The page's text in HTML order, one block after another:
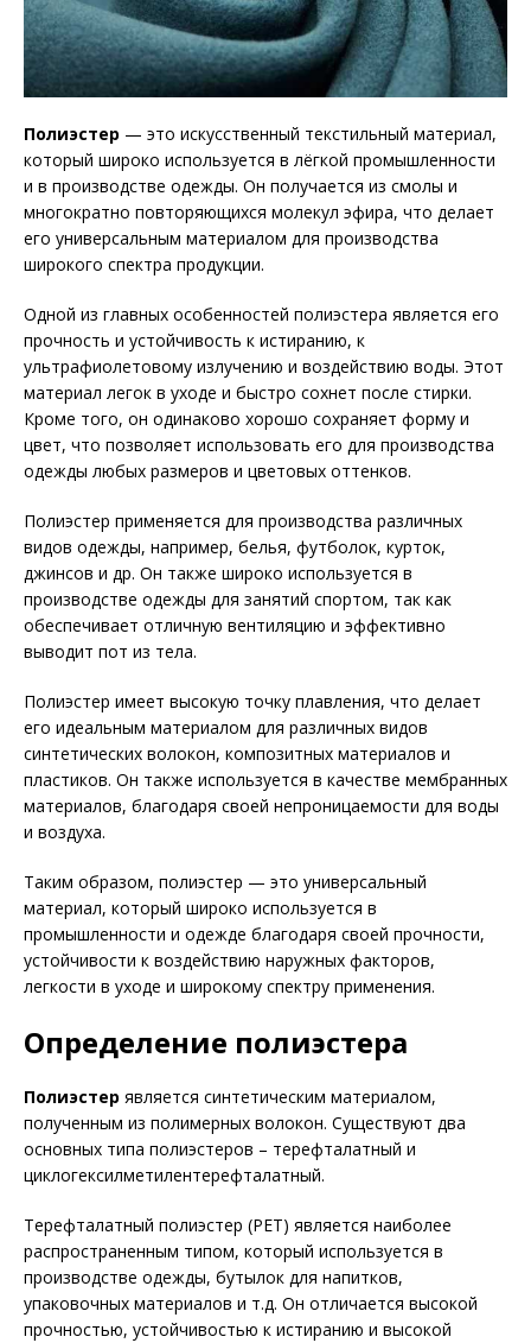
Полиэстер — это искусственный текстильный материал,
который широко используется в лёгкой промышленности
и в производстве одежды. Он получается из смолы и
многократно повторяющихся молекул эфира, что делает
его универсальным материалом для производства
широкого спектра продукции.
Одной из главных особенностей полиэстера является его
прочность и устойчивость к истиранию, к
ультрафиолетовому излучению и воздействию воды. Этот
материал легок в уходе и быстро сохнет после стирки.
Кроме того, он одинаково хорошо сохраняет форму и
цвет, что позволяет использовать его для производства
одежды любых размеров и цветовых оттенков.
Полиэстер применяется для производства различных
видов одежды, например, белья, футболок, курток,
джинсов и др. Он также широко используется в
производстве одежды для занятий спортом, так как
обеспечивает отличную вентиляцию и эффективно
выводит пот из тела.
Полиэстер имеет высокую точку плавления, что делает
его идеальным материалом для различных видов
синтетических волокон, композитных материалов и
пластиков. Он также используется в качестве мембранных
материалов, благодаря своей непроницаемости для воды
и воздуха.
Таким образом, полиэстер — это универсальный
материал, который широко используется в
промышленности и одежде благодаря своей прочности,
устойчивости к воздействию наружных факторов,
легкости в уходе и широкому спектру применения.
Определение полиэстера
Полиэстер является синтетическим материалом,
полученным из полимерных волокон. Существуют два
основных типа полиэстеров – терефталатный и
циклогексилметилентерефталатный.
Терефталатный полиэстер (PET) является наиболее
распространенным типом, который используется в
производстве одежды, бутылок для напитков,
упаковочных материалов и т.д. Он отличается высокой
прочностью, устойчивостью к истиранию и высокой